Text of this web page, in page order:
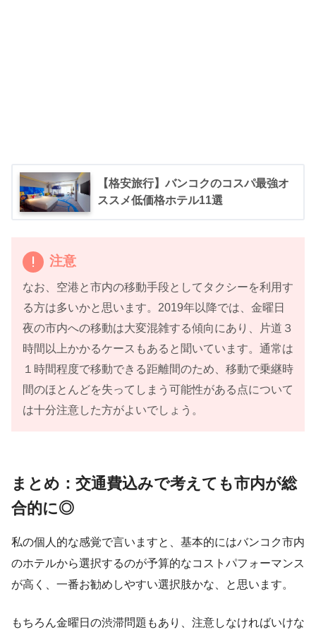
【格安旅行】バンコクのコスパ最強オ
ススメ低価格ホテル11選
注意
なお、空港と市内の移動手段としてタクシーを利用す
る方は多いかと思います。2019年以降では、金曜日
夜の市内への移動は大変混雑する傾向にあり、片道３
時間以上かかるケースもあると聞いています。通常は
１時間程度で移動できる距離間のため、移動で乗継時
間のほとんどを失ってしまう可能性がある点について
は十分注意した方がよいでしょう。
まとめ：交通費込みで考えても市内が総
合的に◎
私の個人的な感覚で言いますと、基本的にはバンコク市内
のホテルから選択するのが予算的なコストパフォーマンス
が高く、一番お勧めしやすい選択肢かな、と思います。
もちろん金曜日の渋滞問題もあり、注意しなければいけな